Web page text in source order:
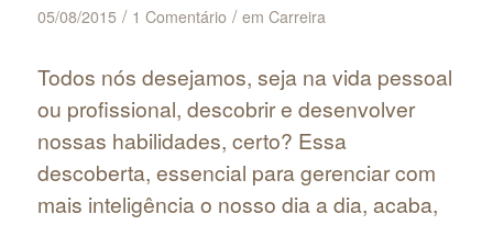
05/08/2015 / 1 Comentário / em Carreira
Todos nós desejamos, seja na vida pessoal
ou profissional, descobrir e desenvolver
nossas habilidades, certo? Essa
descoberta, essencial para gerenciar com
mais inteligência o nosso dia a dia, acaba,